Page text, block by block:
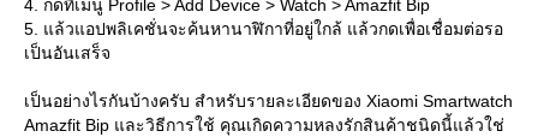
4. กดที่เมนู Profile > Add Device > Watch > Amazfit Bip
5. แล้วแอปพลิเคชั่นจะค้นหานาฬิกาที่อยู่ใกล้ แล้วกดเพื่อเชื่อมต่อรอ
เป็นอันเสร็จ
เป็นอย่างไรกันบ้างครับ สำหรับรายละเอียดของ Xiaomi Smartwatch
Amazfit Bip และวิธีการใช้ คุณเกิดความหลงรักสินค้าชนิดนี้แล้วใช่